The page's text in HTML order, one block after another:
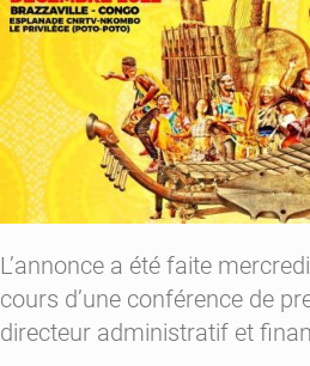
L’annonce a été faite
cours d’une conférence de
directeur administratif et